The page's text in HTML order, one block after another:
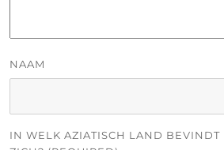
NAAM
IN WELK AZIATISCH LAND BEVINDT